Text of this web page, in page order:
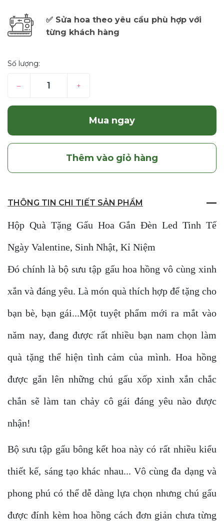
✅ Sửa hoa theo yêu cầu phù hợp với
từng khách hàng
Số lượng:
– +
Mua ngay
Thêm vào giỏ hàng
THÔNG TIN CHI TIẾT SẢN PHẨM
Hộp Quà Tặng Gấu Hoa Gắn Đèn Led Tinh Tế
Ngày Valentine, Sinh Nhật, Kỉ Niệm
Đó chính là bộ sưu tập gấu hoa hồng vô cùng xinh
xắn và đáng yêu. Là món quà thích hợp để tặng cho
bạn bè, bạn gái...Một tuyệt phẩm mới ra mắt vào
năm nay, đang được rất nhiều bạn nam chọn làm
quà tặng thể hiện tình cảm của mình. Hoa hồng
được gắn lên những chú gấu xốp xinh xắn chắc
chắn sẽ làm tan chảy cô gái đáng yêu nào được
nhận!
Bộ sưu tập gấu bông kết hoa này có rất nhiều kiểu
thiết kế, sáng tạo khác nhau... Vô cùng đa dạng và
phong phú có thể dễ dàng lựa chọn nhưng chú gấu
được đính kèm hoa hồng cách đơn giản chưa từng